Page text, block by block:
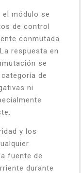
el módulo se
de control
conmutada
respuesta en
se
de
ni
y los
fuente de
durante